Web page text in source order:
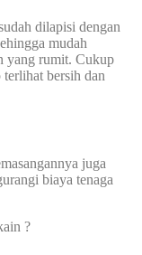
dilapisi dengan
mudah
yang rumit. Cukup
terlihat bersih dan
juga
biaya tenaga
?